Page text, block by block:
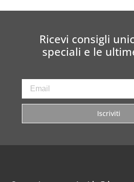
Ricevi consigli
speciali e le
Iscriviti